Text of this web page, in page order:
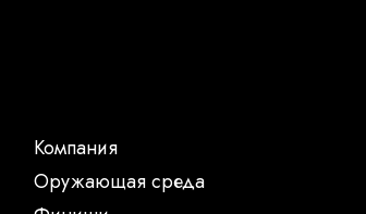
Компания
Oружающая среда